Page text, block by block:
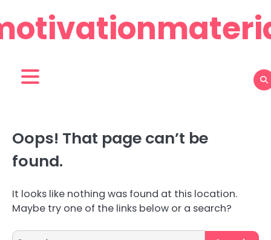
to
content
Oops! That page can’t be
found.
It looks like nothing was found at this location.
Maybe try one of the links below or a search?
Search